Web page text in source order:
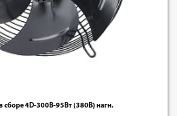
сборе 4D-300B-95Вт (380В) нагн.